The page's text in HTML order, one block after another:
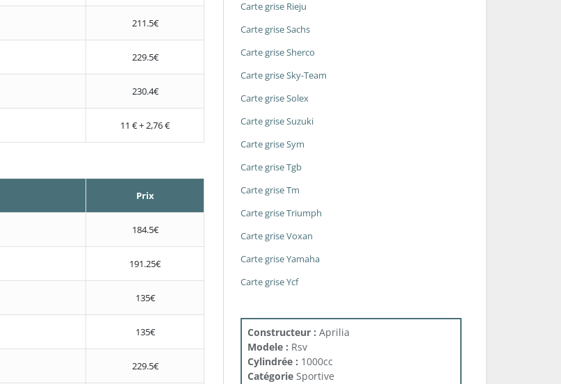
211.5€
229.5€
230.4€
11 € + 2,76 €
Prix
184.5€
191.25€
135€
135€
229.5€
Carte grise Rieju
Carte grise Sachs
Carte grise Sherco
Carte grise Sky-Team
Carte grise Solex
Carte grise Suzuki
Carte grise Sym
Carte grise Tgb
Carte grise Tm
Carte grise Triumph
Carte grise Voxan
Carte grise Yamaha
Carte grise Ycf
Constructeur : Aprilia
Modele : Rsv
Cylindrée : 1000cc
CatégorieSportive